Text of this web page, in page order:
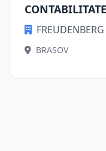
CONTABILITATE
BRASOV